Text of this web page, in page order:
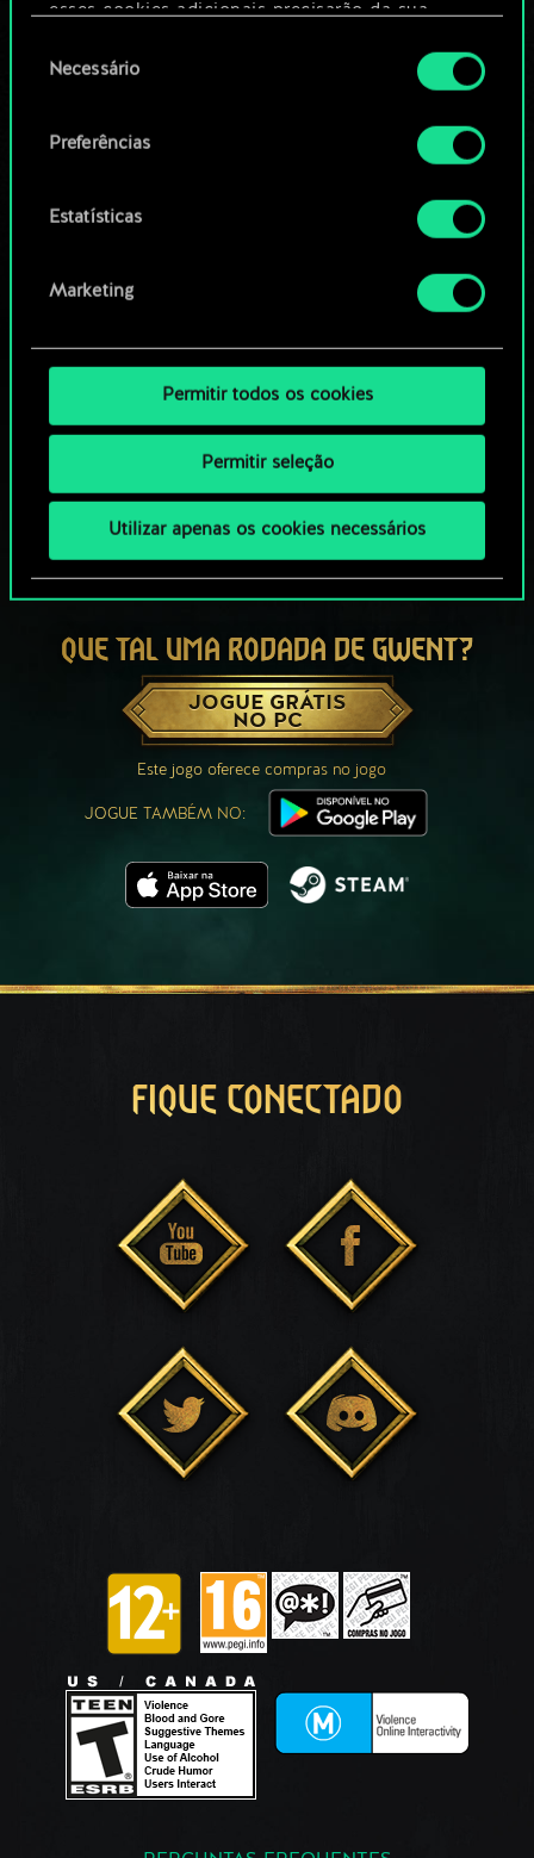
esses cookies adicionais precisarão da sua
Você encontrará todos os detalhes sobre o uso
de cookies e poderá ajustar as suas preferências
no menu "Configurações" abaixo.
deNecessário
Preferências
Estatísticas
Marketing
Permitir todos os cookies
Permitir seleção
Utilizar apenas os cookies necessários
Navegue pelos baralhos da
QUE TAL UMA RODADA DE GWENT?
JOGUE GRÁTIS
NO PC
Este jogo oferece compras no jogo
JOGUE TAMBÉM NO:
FIQUE CONECTADO